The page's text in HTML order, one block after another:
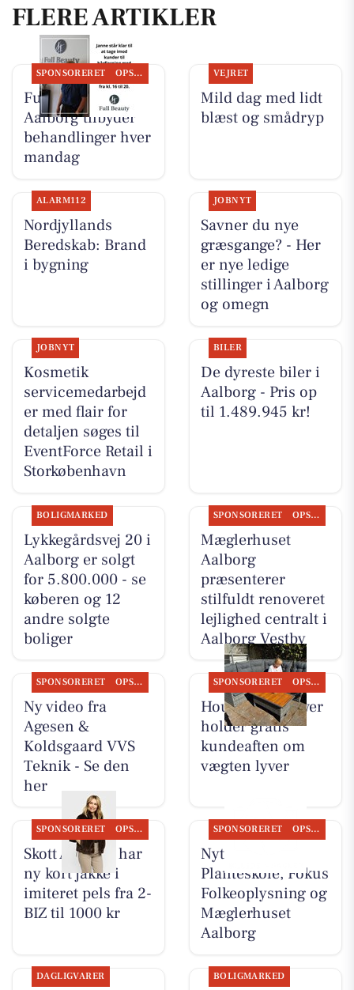
FLERE ARTIKLER
SPONSORERET OPSLAGSTAVLEN
Full Beauty
Aalborg tilbyder
behandlinger hver
mandag
VEJRET
Mild dag med lidt
blæst og smådryp
ALARM112
Nordjyllands
Beredskab: Brand
i bygning
JOBNYT
Savner du nye
græsgange? - Her
er nye ledige
stillinger i Aalborg
og omegn
JOBNYT
Kosmetik
servicemedarbejd
er med flair for
detaljen søges til
EventForce Retail i
Storkøbenhavn
BILER
De dyreste biler i
Aalborg - Pris op
til 1.489.945 kr!
BOLIGMARKED
Lykkegårdsvej 20 i
Aalborg er solgt
for 5.800.000 - se
køberen og 12
andre solgte
boliger
SPONSORERET OPSLAGSTAVLEN
Mæglerhuset
Aalborg
præsenterer
stilfuldt renoveret
lejlighed centralt i
Aalborg Vestby
SPONSORERET OPSLAGSTAVLEN
Ny video fra
Agesen &
Koldsgaard VVS
Teknik - Se den
her
SPONSORERET OPSLAGSTAVLEN
Houen Life Power
holder gratis
kundeaften om
vægten lyver
SPONSORERET OPSLAGSTAVLEN
Skott Aalborg har
ny kort jakke i
imiteret pels fra 2-
BIZ til 1000 kr
SPONSORERET OPSLAGSTAVLEN
Nyt fra Gug
Planteskole, Fokus
Folkeoplysning og
Mæglerhuset
Aalborg
DAGLIGVARER BOLIGMARKED